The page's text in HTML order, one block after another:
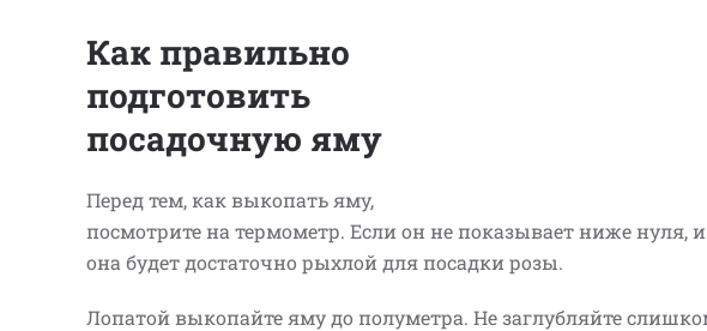
Как правильно
подготовить
посадочную яму
Перед тем, как выкопать яму,
посмотрите на термометр. Если он не показывает ниже нуля,
она будет достаточно рыхлой для посадки розы.
Лопатой выкопайте яму до полуметра. Не заглубляйте